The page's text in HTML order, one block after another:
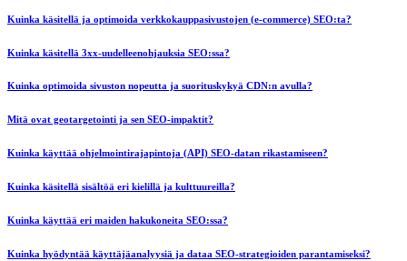
Kuinka käsitellä ja optimoida verkkokauppasivustojen (e-commerce) SEO:ta?
Kuinka käsitellä 3xx-uudelleenohjauksia SEO:ssa?
Kuinka optimoida sivuston nopeutta ja suorituskykyä CDN:n avulla?
Mitä ovat geotargetointi ja sen SEO-impaktit?
Kuinka käyttää ohjelmointirajapintoja (API) SEO-datan rikastamiseen?
Kuinka käsitellä sisältöä eri kielillä ja kulttuureilla?
Kuinka käyttää eri maiden hakukoneita SEO:ssa?
Kuinka hyödyntää käyttäjäanalyysiä ja dataa SEO-strategioiden parantamiseksi?